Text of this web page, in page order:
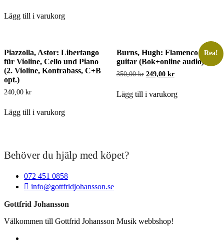
Lägg till i varukorg
Piazzolla, Astor: Libertango
für Violine, Cello und Piano
(2. Violine, Kontrabass, C+B
opt.)
240,00 kr
Lägg till i varukorg
Rea!
Burns, Hugh: Flamenco
guitar (Bok+online audio)
350,00kr Det
priset
var:
249,00 krDet
är:
Lägg till i varukorg
Behöver du hjälp med köpet?
072 451 0858
info@gottfridjohansson.se
Gottfrid Johansson
Välkommen till Gottfrid Johansson Musik webbshop!